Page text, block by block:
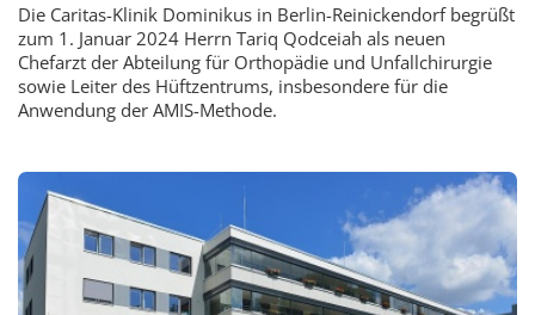
Die Caritas-Klinik Dominikus in Berlin-Reinickendorf begrüßt
zum 1. Januar 2024 Herrn Tariq Qodceiah als neuen
Chefarzt der Abteilung für Orthopädie und Unfallchirurgie
sowie Leiter des Hüftzentrums, insbesondere für die
Anwendung der AMIS-Methode.